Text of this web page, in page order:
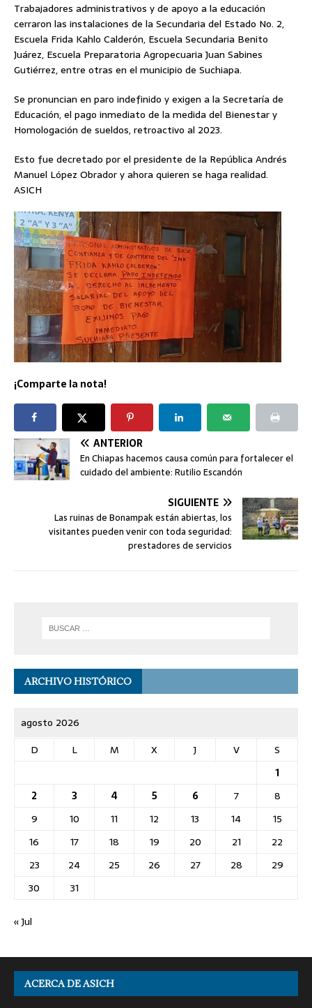
Trabajadores administrativos y de apoyo a la educación
cerraron las instalaciones de la Secundaria del Estado No. 2,
Escuela Frida Kahlo Calderón, Escuela Secundaria Benito
Juárez, Escuela Preparatoria Agropecuaria Juan Sabines
Gutiérrez, entre otras en el municipio de Suchiapa.
Se pronuncian en paro indefinido y exigen a la Secretaría de
Educación, el pago inmediato de la medida del Bienestar y
Homologación de sueldos, retroactivo al 2023.
Esto fue decretado por el presidente de la República Andrés
Manuel López Obrador y ahora quieren se haga realidad.
ASICH
¡Comparte la nota!
ANTERIOR
En Chiapas hacemos causa común para fortalecer el
cuidado del ambiente: Rutilio Escandón
SIGUIENTE
Las ruinas de Bonampak están abiertas, los
visitantes pueden venir con toda seguridad:
prestadores de servicios
ARCHIVO HISTÓRICO
agosto 2026
D
L M X J V
S
1
2
3 4 5 6 7
8
9
10 11 12 13 14
15
16
17 18 19 20 21
22
23
24 25 26 27 28
29
30
31
« Jul
ACERCA DE ASICH